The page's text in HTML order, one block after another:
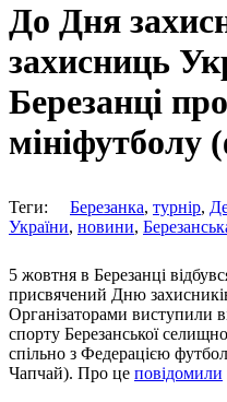
До Дня
захисниць
Березанці
мініфутболу
Теги: Березанка, турнір,
України, новини,
5 жовтня в Березанці
присвячений Дню
Організаторами виступили
спорту Березанської
спільно з Федерацією
Чапчай). Про це повідомили